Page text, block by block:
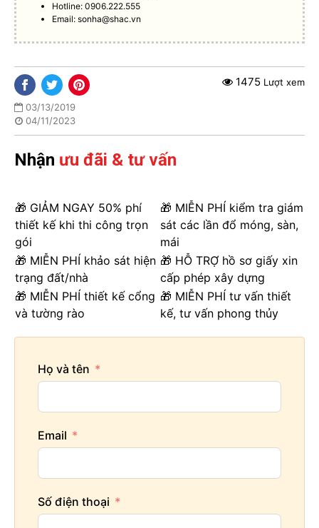
Hotline: 0906.222.555
Email:sonha@shac.vn
03/13/2019
04/11/2023
1475 Lượt xem
Nhận ưu đãi & tư vấn
🎁 GIẢM NGAY 50% phí
thiết kế khi thi công trọn
gói
🎁 MIỄN PHÍ kiểm tra giám
sát các lần đổ móng, sàn,
mái
🎁 MIỄN PHÍ khảo sát hiện
trạng đất/nhà
🎁 HỖ TRỢ hồ sơ giấy xin
cấp phép xây dựng
🎁 MIỄN PHÍ thiết kế cổng
và tường rào
🎁 MIỄN PHÍ tư vấn thiết
kế, tư vấn phong thủy
Họ và tên
Email
Số điện thoại